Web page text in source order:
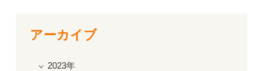
アーカイブ
2023年